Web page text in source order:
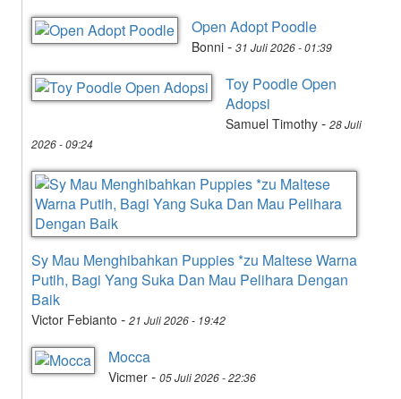
Open Adopt Poodle
Bonni - 31 Juli 2026 - 01:39
Toy Poodle Open
Adopsi
Samuel Timothy - 28 Juli
2026 - 09:24
Sy Mau Menghibahkan Puppies *zu Maltese Warna
Putih, Bagi Yang Suka Dan Mau Pelihara Dengan
Baik
Victor Febianto - 21 Juli 2026 - 19:42
Mocca
Vicmer - 05 Juli 2026 - 22:36